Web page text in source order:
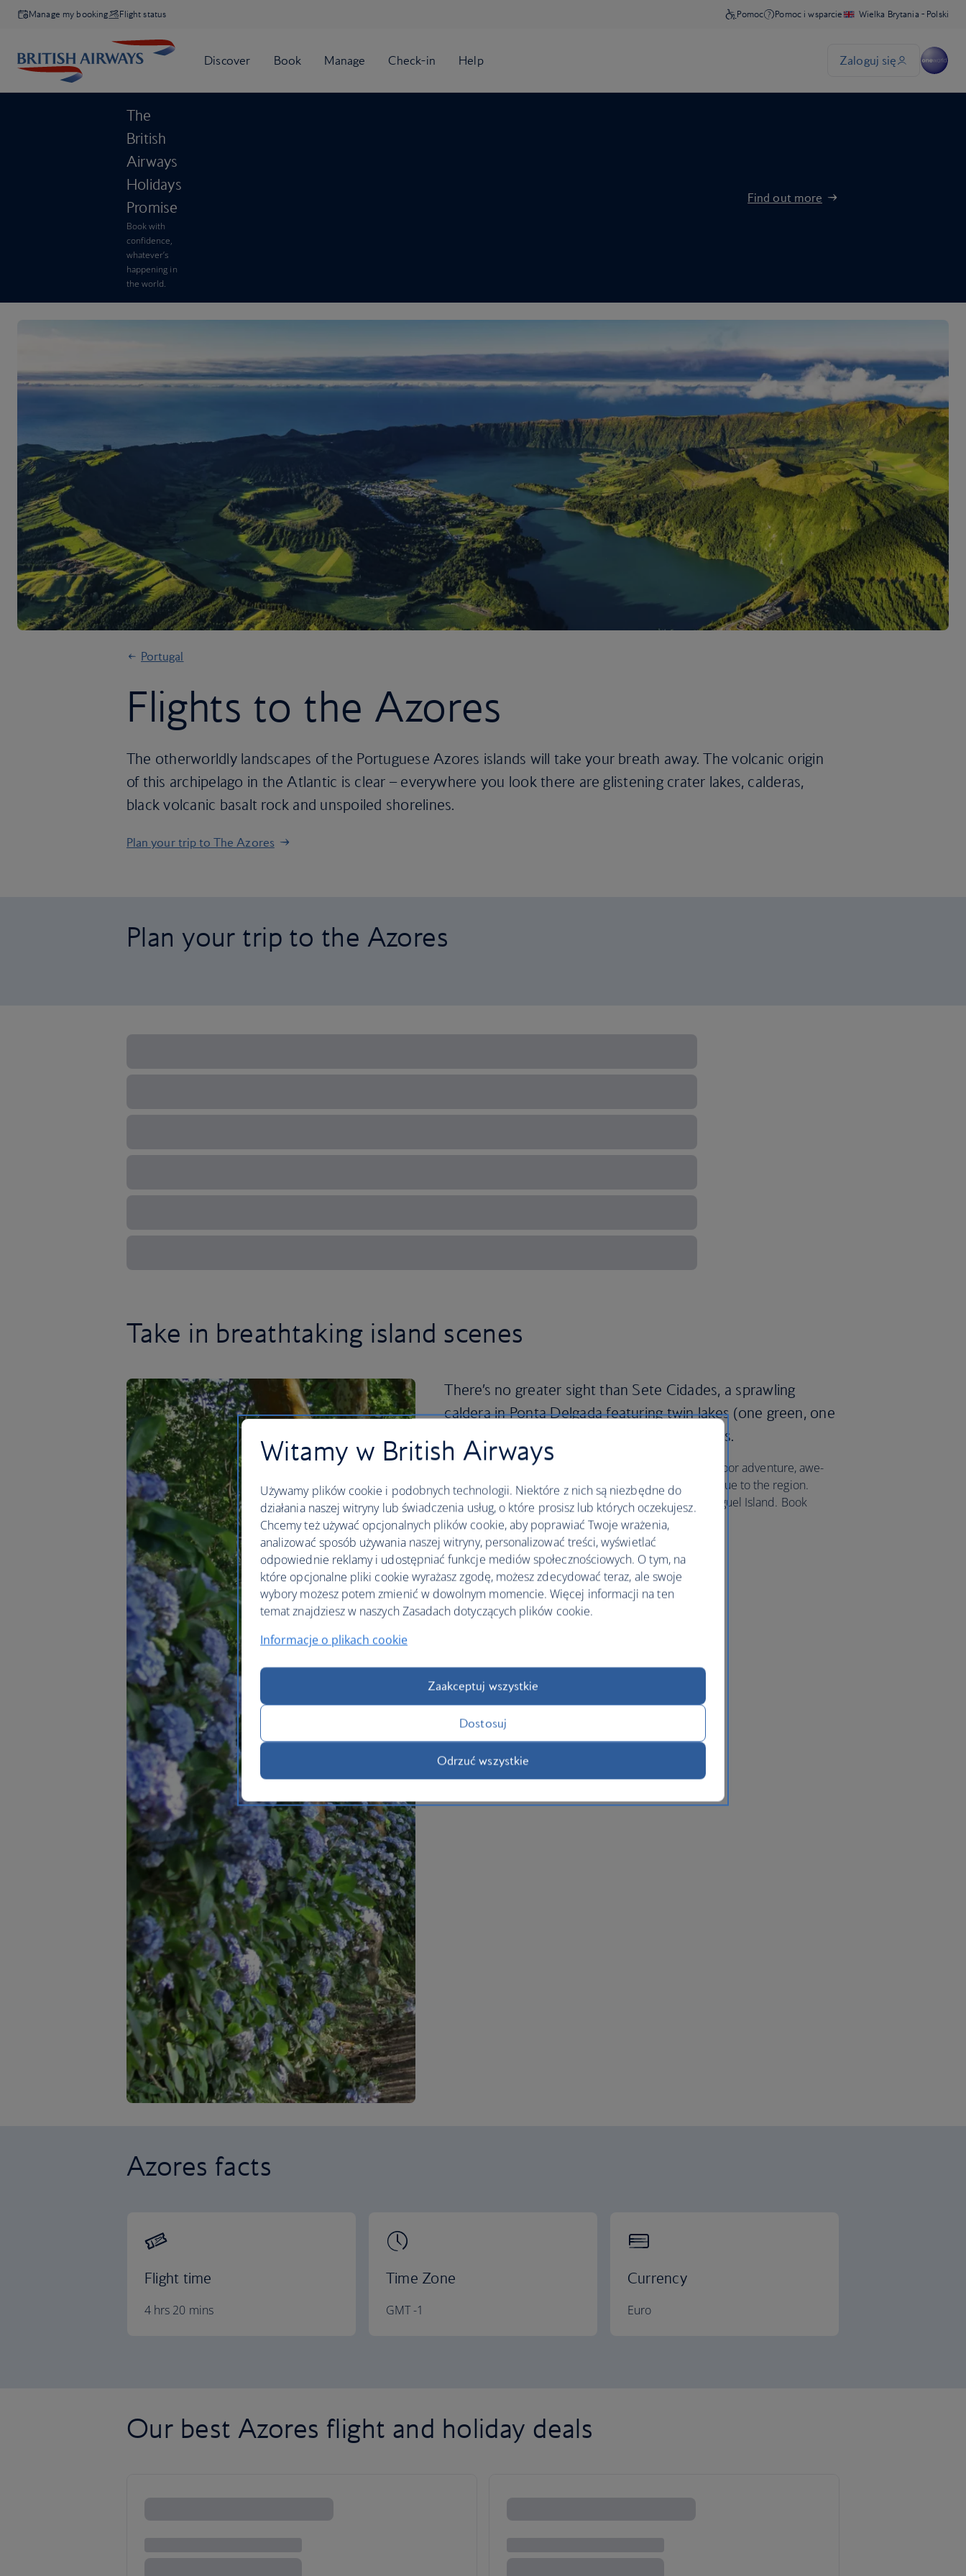
Manage my booking Flight status
The
British
Airways
Holidays
Promise
Book with
confidence,
whatever’s
happening in
the world.
Find out more
Portugal
Flights to the Azores
The otherworldly landscapes of the Portuguese Azores islands will take your breath away. The volcanic origin
of this archipelago in the Atlantic is clear – everywhere you look there are glistening crater lakes, calderas,
black volcanic basalt rock and unspoiled shorelines.
Plan your trip to The Azores
Plan your trip to the Azores
Take in breathtaking island scenes
There’s no greater sight than Sete Cidades, a sprawling
caldera in Ponta Delgada featuring twin lakes (one green, one
blue) and walking trails lined with hydrangeas.
It’s a culturally rich destination filled with endless outdoor adventure, awe-
inspiring views of nature and hearty Azorean food unique to the region.
British Airways flies direct to Ponta Delgada on São Miguel Island. Book
your holiday to the Azoreswith British Airways today.
Plan your trip to The Azores
Azores facts
Flight time
4 hrs 20 mins
Time Zone
GMT -1
Currency
Euro
Our best Azores flight and holiday deals
Witamy w British Airways
Używamy plików cookie i podobnych technologii. Niektóre z nich są niezbędne do
działania naszej witryny lub świadczenia usług, o które prosisz lub których oczekujesz.
Chcemy też używać opcjonalnych plików cookie, aby poprawiać Twoje wrażenia,
analizować sposób używania naszej witryny, personalizować treści, wyświetlać
odpowiednie reklamy i udostępniać funkcje mediów społecznościowych. O tym, na
które opcjonalne pliki cookie wyrażasz zgodę, możesz zdecydować teraz, ale swoje
wybory możesz potem zmienić w dowolnym momencie. Więcej informacji na ten
temat znajdziesz w naszych Zasadach dotyczących plików cookie.
Informacje o plikach cookie
Zaakceptuj wszystkie
Dostosuj
Odrzuć wszystkie